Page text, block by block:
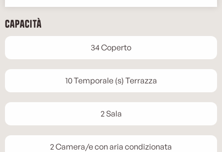
Capacità
34 Coperto
10 Temporale (s) Terrazza
2 Sala
2 Camera/e con aria condizionata